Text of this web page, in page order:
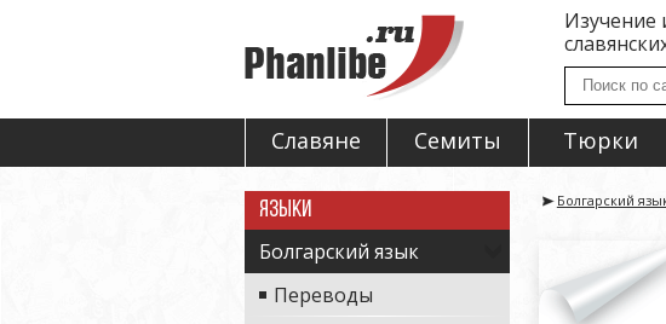
Изучение
Славяне Семиты Тюрки
Языки
Болгарский язык
Переводы
Болгарский